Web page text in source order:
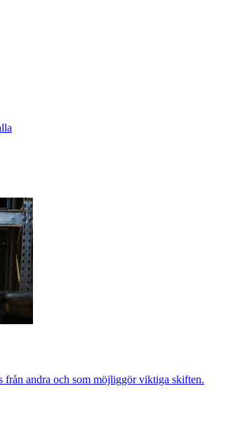
från andra och som möjliggör viktiga skiften.